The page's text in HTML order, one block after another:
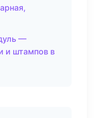
—
и штампов в